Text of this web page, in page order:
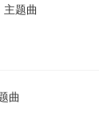
题曲
曲